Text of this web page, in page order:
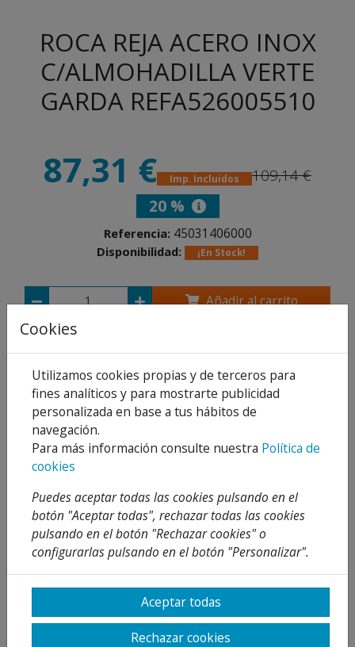
ROCA REJA ACERO INOX
C/ALMOHADILLA VERTE
GARDA REFA526005510
87,31 € Imp. Incluidos
109,14 €
20 %
Referencia: 45031406000
Disponibilidad: ¡En Stock!
Añadir al carrito
Detalles
Adjuntos
Opiniones
¡Este producto no tiene descripción!
PRODUCTOSRELACIONADOS
Cookies
Utilizamos cookies propias y de terceros para
fines analíticos y para mostrarte publicidad
personalizada en base a tus hábitos de
navegación.
Para más información consulte nuestra Política de
cookies
Puedes aceptar todas las cookies pulsando en el
botón "Aceptar todas", rechazar todas las cookies
pulsando en el botón "Rechazar cookies" o
configurarlas pulsando en el botón "Personalizar".
Aceptar todas
Rechazar cookies